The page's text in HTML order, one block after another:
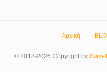
Αρχική
© 2018-2026 Copyright by Euro-